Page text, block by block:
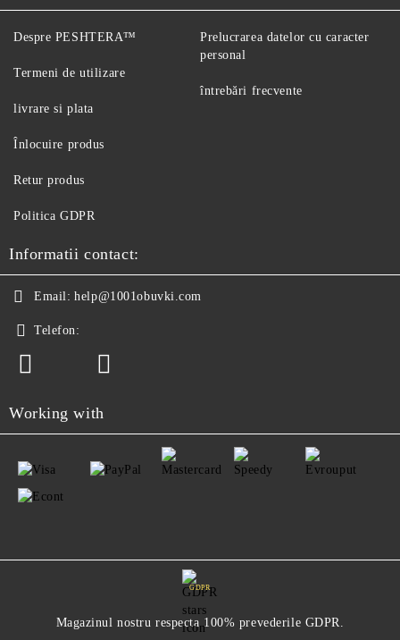
Despre PESHTERA™
Termeni de utilizare
livrare si plata
Înlocuire produs
Retur produs
Politica GDPR
Prelucrarea datelor cu caracter
personal
întrebări frecvente
Informatii contact:
Email: help@1001obuvki.com
Telefon:
Working with
GDPR
Magazinul nostru respecta 100% prevederile GDPR.